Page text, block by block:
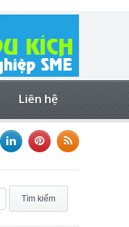
Liên hệ